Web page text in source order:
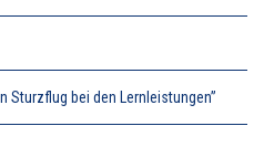
Sturzflug bei den Lernleistungen”